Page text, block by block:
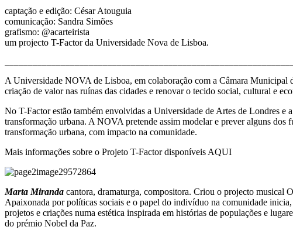
captação e edição: César Atouguia
comunicação: Sandra Simões
grafismo: @acarteirista
um projecto T-Factor da Universidade Nova de Lisboa.
A Universidade NOVA de Lisboa, em colaboração com a Câmara Municipal
criação de valor nas ruínas das cidades e renovar o tecido social, cultural e
No T-Factor estão também envolvidas a Universidade de Artes de Londres
transformação urbana. A NOVA pretende assim modelar e prever alguns dos
transformação urbana, com impacto na comunidade.
Mais informações sobre o Projeto T-Factor disponíveis AQUI
Marta Miranda cantora, dramaturga, compositora. Criou o projecto musical
Apaixonada por políticas sociais e o papel do indivíduo na comunidade
projetos e criações numa estética inspirada em histórias de populações e
do prémio Nobel da Paz.